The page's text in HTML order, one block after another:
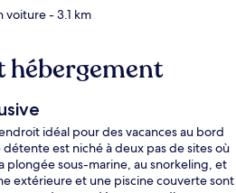
voiture- 3.1 km
hébergement
idéal pour des vacances au bord
détente est niché à deux pas de sites où
plongée sous-marine, au snorkeling, et
extérieure et une piscine couverte sont